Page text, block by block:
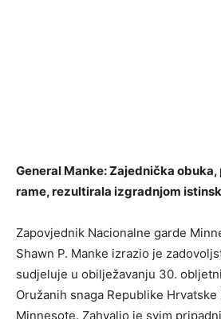
General Manke: Zajednička
rame, rezultirala izgradnjom
Zapovjednik Nacionalne garde
Shawn P. Manke izrazio je
sudjeluje u obilježavanju 30.
Oružanih snaga Republike
Minnesote. Zahvalio je svim